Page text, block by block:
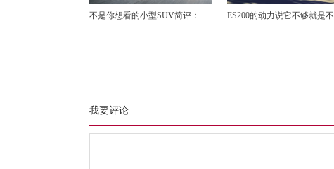
不是你想看的小型SUV简评：
ES200的动力说它不够就是不
我要评论